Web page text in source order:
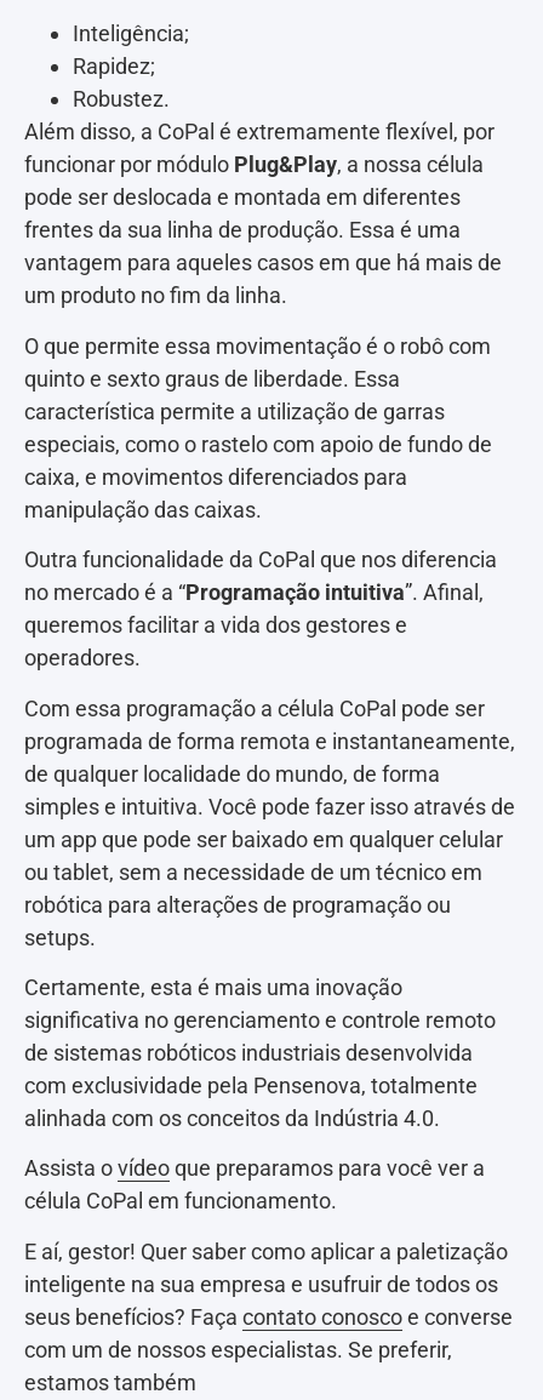
Inteligência;
Rapidez;
Robustez.
Além disso, a CoPal é extremamente flexível, por
funcionar por módulo Plug&Play, a nossa célula
pode ser deslocada e montada em diferentes
frentes da sua linha de produção. Essa é uma
vantagem para aqueles casos em que há mais de
um produto no fim da linha.
O que permite essa movimentação é o robô com
quinto e sexto graus de liberdade. Essa
característica permite a utilização de garras
especiais, como o rastelo com apoio de fundo de
caixa, e movimentos diferenciados para
manipulação das caixas.
Outra funcionalidade da CoPal que nos diferencia
no mercado é a “Programação intuitiva”. Afinal,
queremos facilitar a vida dos gestores e
operadores.
Com essa programação a célula CoPal pode ser
programada de forma remota e instantaneamente,
de qualquer localidade do mundo, de forma
simples e intuitiva. Você pode fazer isso através de
um app que pode ser baixado em qualquer celular
ou tablet, sem a necessidade de um técnico em
robótica para alterações de programação ou
setups.
Certamente, esta é mais uma inovação
significativa no gerenciamento e controle remoto
de sistemas robóticos industriais desenvolvida
com exclusividade pela Pensenova, totalmente
alinhada com os conceitos da Indústria 4.0.
Assista ovídeoque preparamos para você ver a
célula CoPal em funcionamento.
E aí, gestor! Quer saber como aplicar a paletização
inteligente na sua empresa e usufruir de todos os
seus benefícios? Faça contato conoscoe converse
com um de nossos especialistas. Se preferir,
estamos também